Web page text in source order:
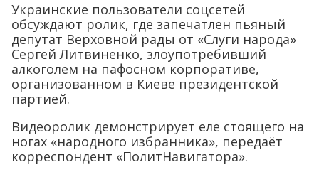
Украинские пользователи соцсетей
обсуждают ролик, где запечатлен пьяный
депутат Верховной рады от «Слуги народа»
Сергей Литвиненко, злоупотребивший
алкоголем на пафосном корпоративе,
организованном в Киеве президентской
партией.
Видеоролик демонстрирует еле стоящего на
ногах «народного избранника», передаёт
корреспондент «ПолитНавигатора».